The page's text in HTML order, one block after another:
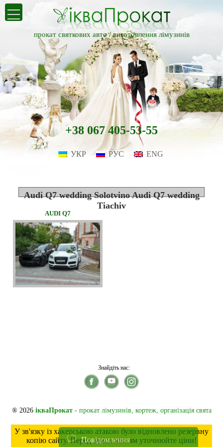
прокат святкових авто /виготовлення лімузинів
+38 067 405-53-55
УКР РУС ENG
Audi Q7 wedding Solotvino Audi Q7 wedding
Tiachiv
AUDI Q7
Знайдіть нас:
® 2026 ікваПрокат- прокат лімузинів, кортеж, організація свята
У зв'язку із хакерською атакою було відновлено резервну
копію сайту. Перед замовленням уточнюйте ціни!
Повідомлення